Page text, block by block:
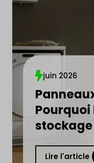
juin 2026
Lire l'article